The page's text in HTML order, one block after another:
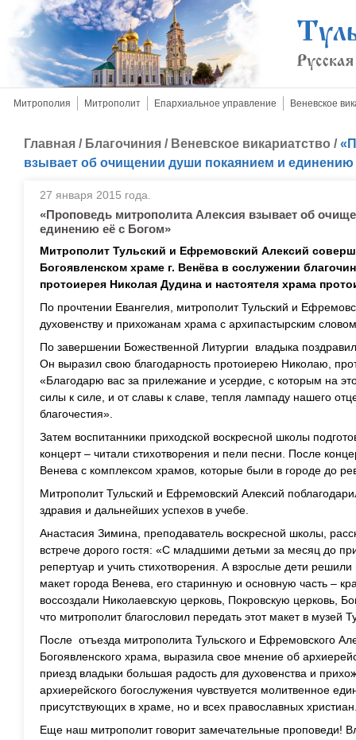
Митрополия Митрополит Епархиальное управление Веневское
Главная / Благочиния / Веневское викариатство /
взывает об очищении души покаянием и единению
27 января 2015 года.
«Проповедь митрополита Алексия взывает об
единению её с Богом»
Митрополит Тульский и Ефремовский Алексий
Богоявленском храме г. Венёва в сослужении
протоиерея Николая Дудина и настоятеля храма
По прочтении Евангелия, митрополит Тульский и
духовенству и прихожанам храма с архипастырским
По завершении Божественной Литургии владыка
Он выразил свою благодарность протоиерею Николаю,
«Благодарю вас за прилежание и усердие, с которым на
силы к силе, и от славы к славе, тепля лампаду нашего
благочестия».
Затем воспитанники приходской воскресной школы
концерт – читали стихотворения и пели песни. После
Венева с комплексом храмов, которые были в городе до
Митрополит Тульский и Ефремовский Алексий
здравия и дальнейших успехов в учебе.
Анастасия Зимина, преподаватель воскресной школы,
встрече дорого гостя: «С младшими детьми за месяц до
репертуар и учить стихотворения. А взрослые дети
макет города Венева, его старинную и основную часть –
воссоздали Николаевскую церковь, Покровскую церковь,
что митрополит благословил передать этот макет в музей
После отъезда митрополита Тульского и Ефремовского
Богоявленского храма, выразила свое мнение об
приезд владыки большая радость для духовенства и
архиерейского богослужения чувствуется молитвенное
присутствующих в храме, но и всех православных
Еще наш митрополит говорит замечательные проповеди!